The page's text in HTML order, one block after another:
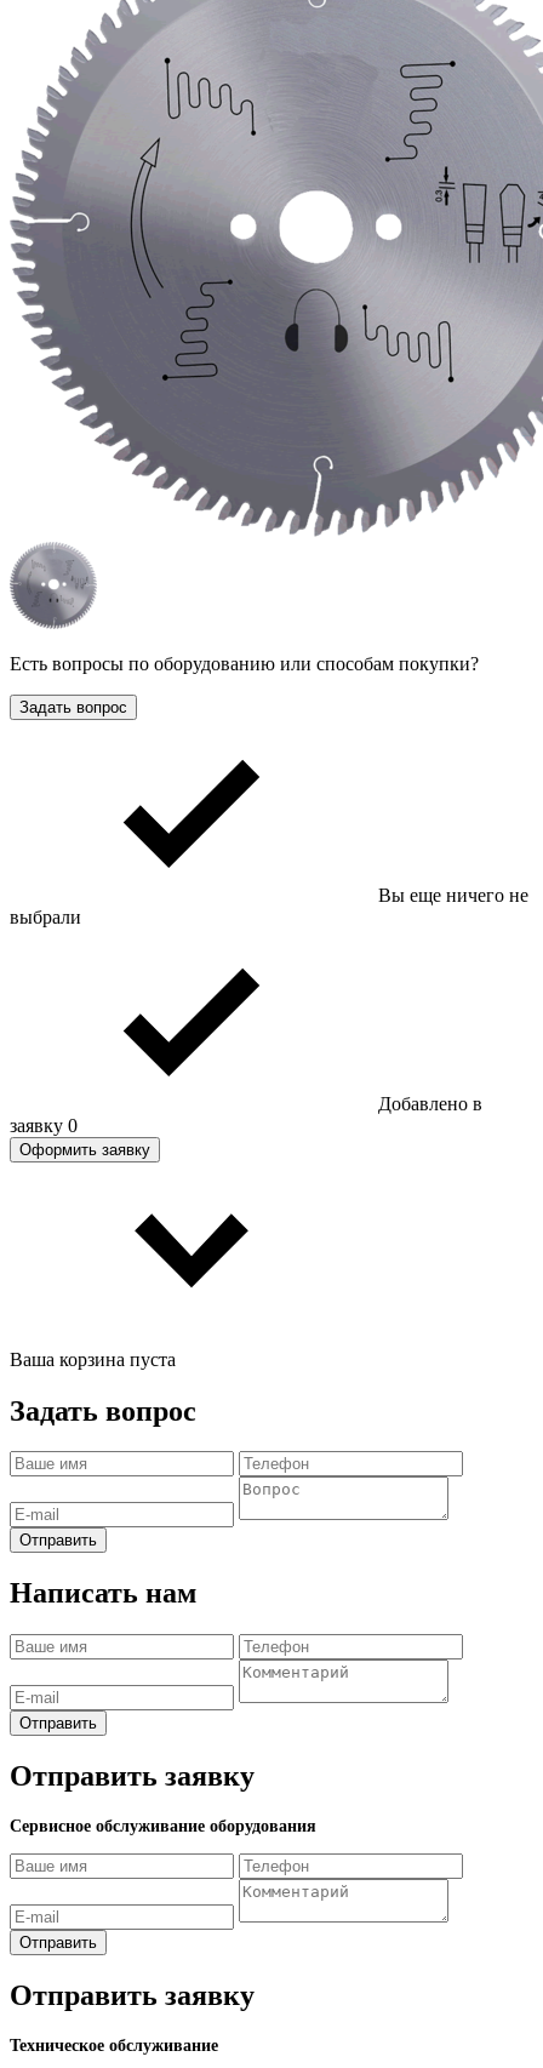
Есть вопросы по оборудованию или способам покупки?
Задать вопрос
Вы еще ничего не
выбрали
Добавлено в
заявку 0
Оформить заявку
Ваша корзина пуста
Задать вопрос
Отправить
Написать нам
Отправить
Отправить заявку
Сервисное обслуживание оборудования
Отправить
Отправить заявку
Техническое обслуживание